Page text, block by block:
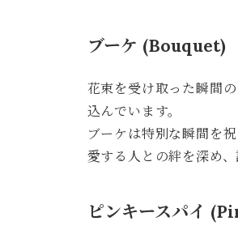
ブーケ (Bouquet)
花束を受け取った瞬間
込んでいます。
ブーケは特別な瞬間を
愛する人との絆を深め
ピンキースパイ